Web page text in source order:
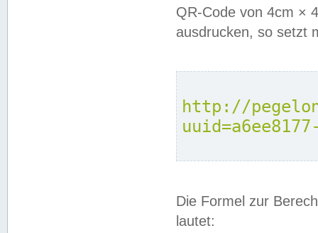
QR-Code von 4cm ×
ausdrucken, so setzt
http://
Die Formel zur
lautet: